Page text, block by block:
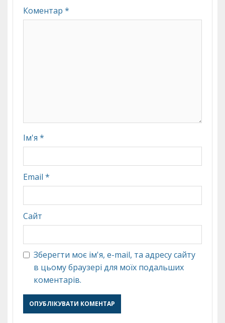
Коментар *
Ім'я *
Email *
Сайт
Зберегти моє ім'я, e-mail, та адресу сайту
в цьому браузері для моїх подальших
коментарів.